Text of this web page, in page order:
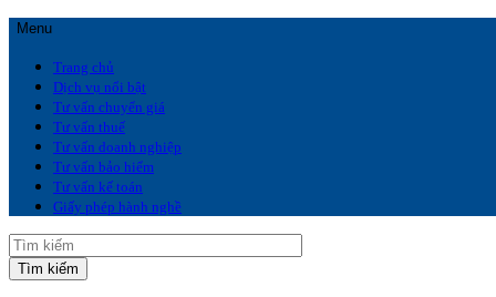
Menu
Trang chủ
Dịch vụ nổi bật
Tư vấn chuyển giá
Tư vấn thuế
Tư vấn doanh nghiệp
Tư vấn bảo hiểm
Tư vấn kế toán
Giấy phép hành nghề